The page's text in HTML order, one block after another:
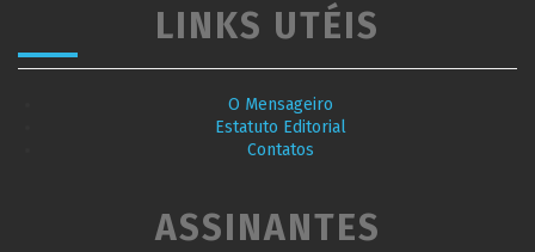
LINKS UTÉIS
O Mensageiro
Estatuto Editorial
Contatos
ASSINANTES